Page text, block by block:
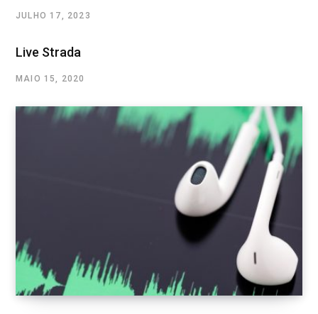
JULHO 17, 2023
Live Strada
MAIO 15, 2020